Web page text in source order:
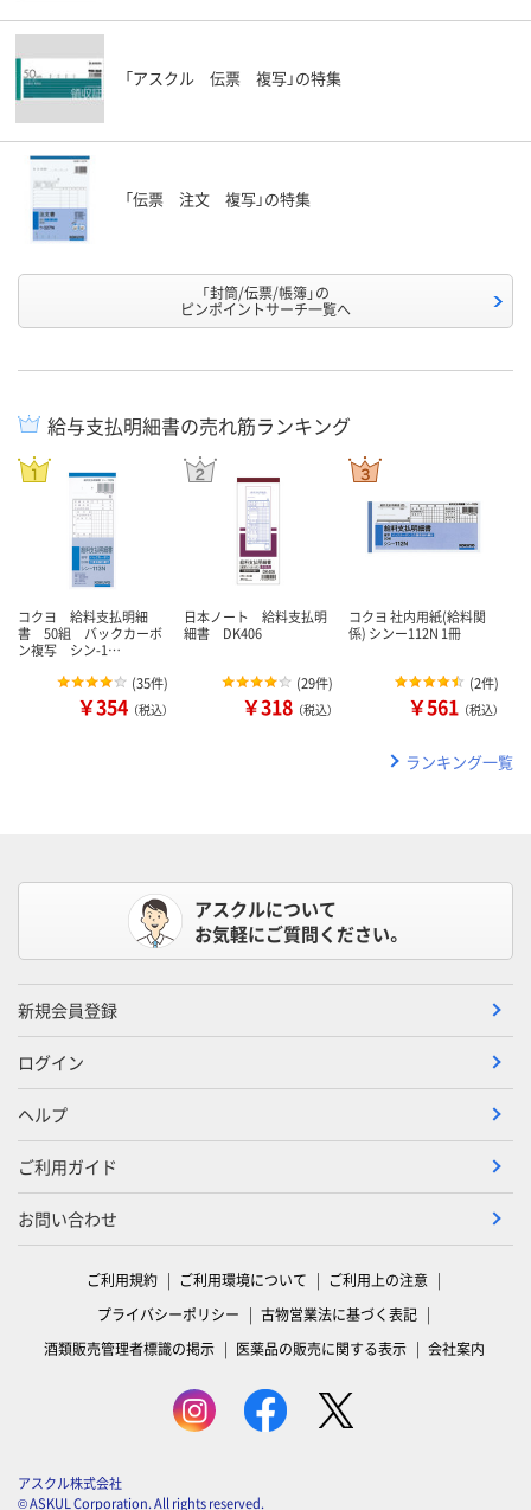
「アスクル 伝票 複写」の特集
「伝票 注文 複写」の特集
「封筒/伝票/帳簿」の
ピンポイントサーチ一覧へ
給与支払明細書の売れ筋ランキング
コクヨ 給料支払明細
書 50組 バックカーボ
ン複写 シン-1…
(35件)
￥354 （税込）
日本ノート 給料支払明
細書 DK406
(29件)
￥318 （税込）
コクヨ 社内用紙(給料関
係) シンー112N 1冊
(2件)
￥561 （税込）
ランキング一覧
アスクルについて
お気軽にご質問ください。
新規会員登録
ログイン
ヘルプ
ご利用ガイド
お問い合わせ
ご利用規約 ご利用環境について
ご利用上の注意
プライバシーポリシー
古物営業法に基づく表記
酒類販売管理者標識の掲示
医薬品の販売に関する表示 会社案内
アスクル株式会社
© ASKUL Corporation. All rights reserved.